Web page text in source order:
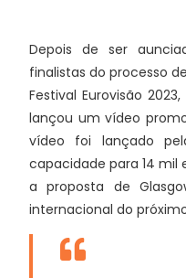
Depois de ser
finalistas do processo
Festival Eurovisão
lançou um vídeo
vídeo foi lançado
capacidade para 14
a proposta de
internacional do